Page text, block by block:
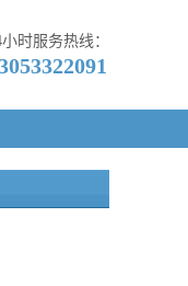
时服务热线：